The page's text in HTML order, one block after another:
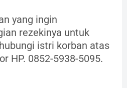
yang ingin
rezekinya untuk
istri korban atas
HP. 0852-5938-5095.